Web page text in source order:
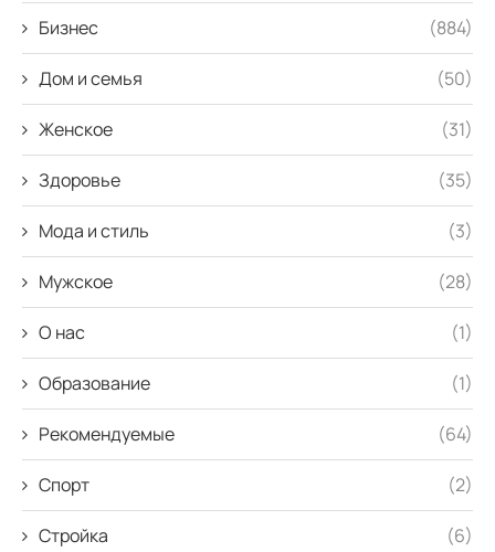
Бизнес (884)
Дом и семья (50)
Женское (31)
Здоровье (35)
Мода и стиль (3)
Мужское (28)
О нас (1)
Образование (1)
Рекомендуемые (64)
Спорт (2)
Стройка (6)